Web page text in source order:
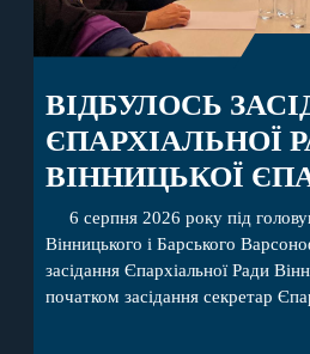
ВІДБУЛОСЬ
ЄПАРХІАЛЬНОЇ
ВІННИЦЬКОЇ
6 серпня 2026 року під
Вінницького і Барського
засідання Єпархіальної Ради
початком засідання секретар